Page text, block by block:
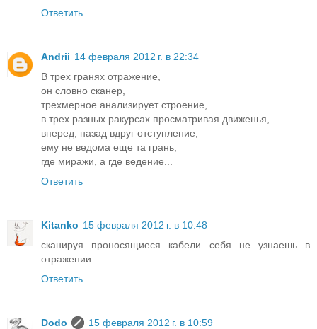
Ответить
Andrii 14 февраля 2012 г. в 22:34
В трех гранях отражение,
он словно сканер,
трехмерное анализирует строение,
в трех разных ракурсах просматривая движенья,
вперед, назад вдруг отступление,
ему не ведома еще та грань,
где миражи, а где ведение...
Ответить
Kitanko 15 февраля 2012 г. в 10:48
сканируя проносящиеся кабели себя не узнаешь в
отражении.
Ответить
Dodo
15 февраля 2012 г. в 10:59